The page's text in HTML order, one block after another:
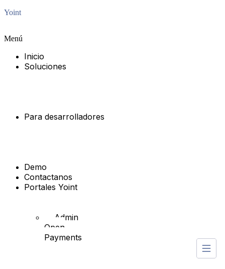
Yoint
Menú
Inicio
Soluciones
Para desarrolladores
Demo
Contactanos
Portales Yoint
Admin
Open
Payments